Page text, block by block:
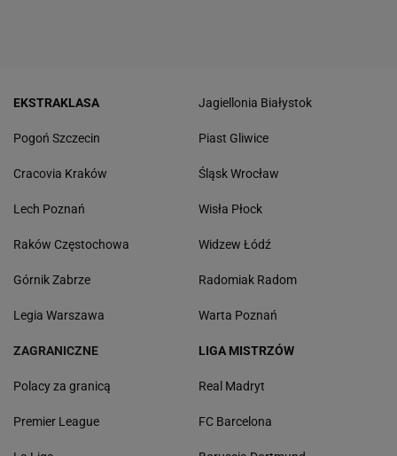
EKSTRAKLASA
Pogoń Szczecin
Cracovia Kraków
Lech Poznań
Raków Częstochowa
Górnik Zabrze
Legia Warszawa
Jagiellonia Białystok
Piast Gliwice
Śląsk Wrocław
Wisła Płock
Widzew Łódź
Radomiak Radom
Warta Poznań
ZAGRANICZNE
Polacy za granicą
Premier League
LIGA MISTRZÓW
Real Madryt
FC Barcelona